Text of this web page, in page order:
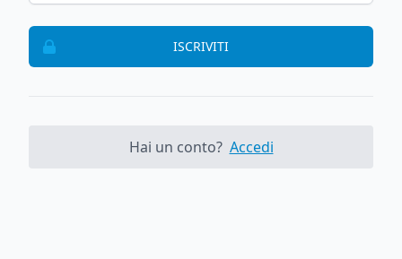
ISCRIVITI
Hai un conto? Accedi